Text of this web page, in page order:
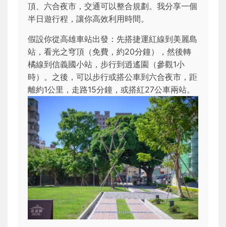
頂、六合夜市，交通可以整合規劃。我分享一個
半日遊行程，讓你高效利用時間。
假設你從高雄車站出發：先搭捷運紅線到美麗島
站，看光之穹頂（免費，約20分鐘），然後轉
橘線到信義國小站，步行到逍遙園（參觀1小
時）。之後，可以步行或搭公車到六合夜市，距
離約1公里，走路15分鐘，或搭紅27公車兩站。